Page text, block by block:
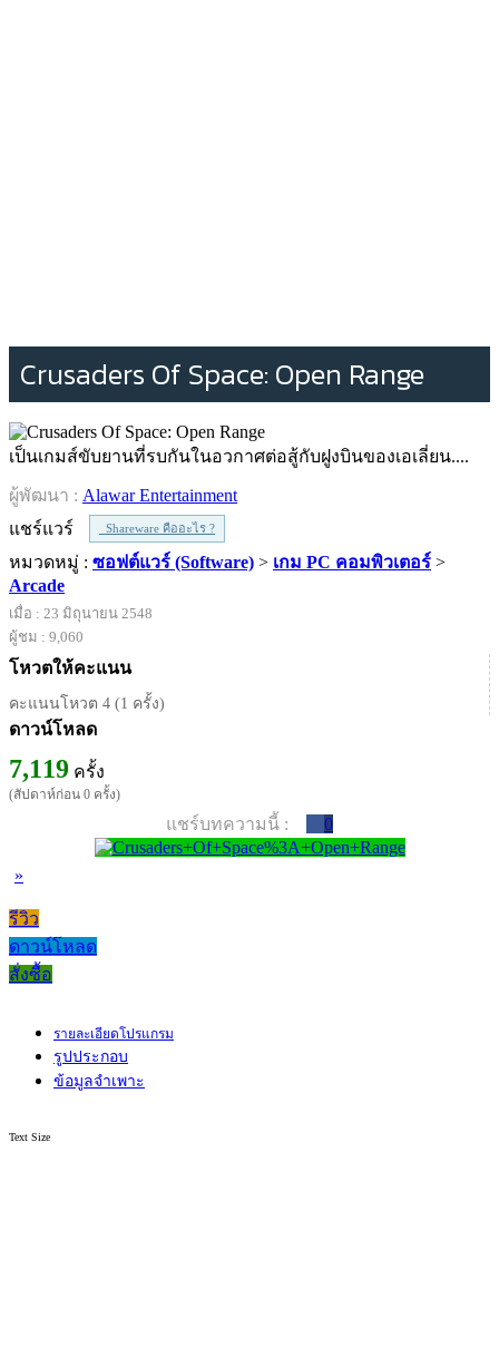
Crusaders Of Space: Open Range
เป็นเกมส์ขับยานที่รบกันในอวกาศต่อสู้กับฝูงบินของเอเลี่ยน....
ผู้พัฒนา : Alawar Entertainment
แชร์แวร์
Shareware คืออะไร ?
หมวดหมู่ : ซอฟต์แวร์ (Software) > เกม PC คอมพิวเตอร์ >
Arcade
เมื่อ : 23 มิถุนายน 2548
ผู้ชม : 9,060
โหวตให้คะแนน
คะแนนโหวต 4 (1 ครั้ง)
ดาวน์โหลด
7,119 ครั้ง
(สัปดาห์ก่อน 0 ครั้ง)
แชร์บทความนี้ : 0
»
รีวิว
ดาวน์โหลด
สั่งซื้อ
รายละเอียดโปรแกรม
รูปประกอบ
ข้อมูลจำเพาะ
Text Size